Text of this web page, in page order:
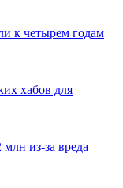
к четырем годам
хабов для
из-за вреда